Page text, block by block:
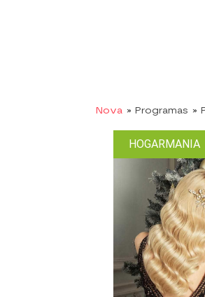
Nova » Programas »
HOGARMANIA